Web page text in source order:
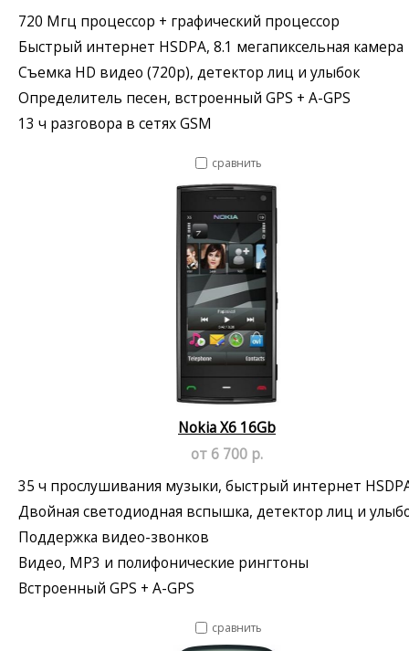
720 Мгц процессор + графический процессор
Быстрый интернет HSDPA, 8.1 мегапиксельная камера
Съемка HD видео (720p), детектор лиц и улыбок
Определитель песен, встроенный GPS + A-GPS
13 ч разговора в сетях GSM
сравнить
Nokia X6 16Gb
от 6 700 р.
35 ч прослушивания музыки, быстрый интернет
Двойная светодиодная вспышка, детектор лиц и
Поддержка видео-звонков
Видео, MP3 и полифонические рингтоны
Встроенный GPS + A-GPS
сравнить